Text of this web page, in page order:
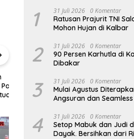
Disuntik Rp1 Miliar, KONI Kubu
Raya Ditekankan Raih Runner
Up Porprov
1 31 Juli 2026 0 Komentar
Ratusan Prajurit TNI
Mohon Hujan di Kalbar
2 31 Juli 2026 0 Komentar
90 Persen Karhutla di
Dibakar
3 31 Juli 2026 0 Komentar
Mulai Agustus
Angsuran dan
4 31 Juli 2026 0 Komentar
Setop Mabuk dan Judi
Dayak. Bersihkan dari